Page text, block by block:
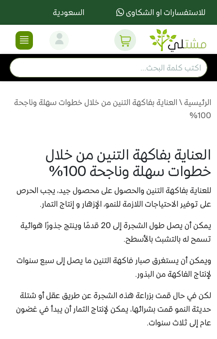
للاستفسارات او الشكاوى السعودية
الرئيسية \ العناية بفاكهة التنين من خلال خطوات سهلة وناجحة
100%
العناية بفاكهة التنين من خلال
خطوات سهلة وناجحة 100%
للعناية بفاكهة التنين والحصول على محصول جيد، يجب الحرص
على توفير الاحتياجات اللازمة للنمو، الإزهار و إنتاج التمار.
يمكن أن يصل طول الشجرة إلى 20 قدمًا وينتج جذورًا هوائية
تسمح له بالتشبث بالأسطح.
ويمكن أن يستغرق صبار فاكهة التنين ما يصل إلى سبع سنوات
لإنتاج الفاكهة من البذور.
لكن في حال قمت بزراعة هذه الشجرة عن طريق عقل أو شتلة
حديثة النمو قمت بشرائها، يمكن لإنتاج الثمار أن يبدأ في غضون
عام إلى ثلاث سنوات.